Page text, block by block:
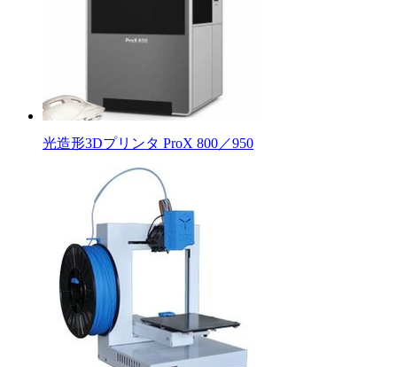
光造形3Dプリンタ ProX 800／950